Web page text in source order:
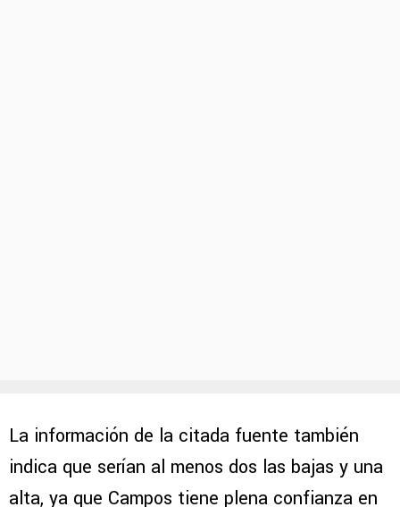
La información de la citada fuente también
indica que serían al menos dos las bajas y una
alta, ya que Campos tiene plena confianza en